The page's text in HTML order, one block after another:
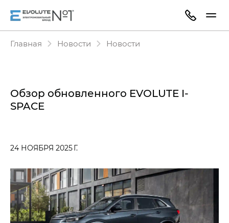
Главная Новости Новости
Обзор обновленного EVOLUTE I-
SPACE
24 НОЯБРЯ 2025 Г.